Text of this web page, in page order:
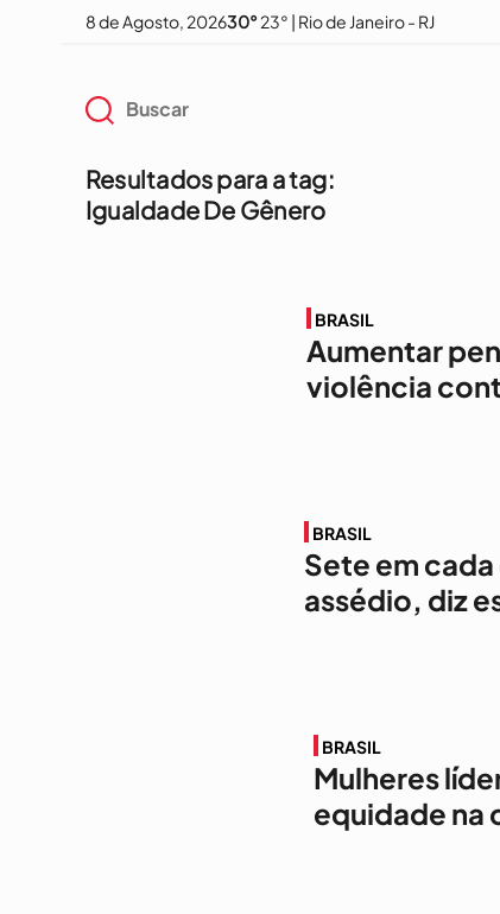
8 de Agosto, 202630°23° | Rio de Janeiro - RJ
Resultados para a tag:
Igualdade De Gênero
BRASIL
Aumentar
violência
BRASIL
Sete em
assédio, diz
BRASIL
Mulheres
equidade na